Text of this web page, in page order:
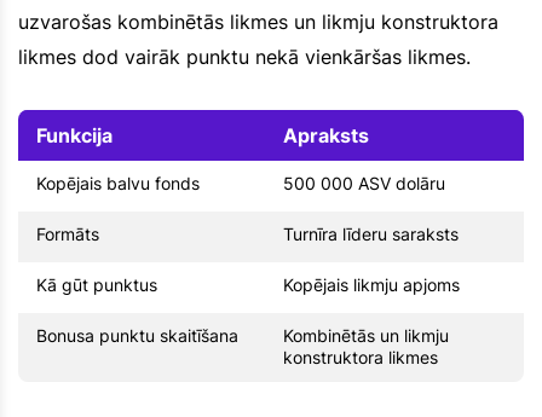
uzvarošas kombinētās likmes un likmju konstruktora
likmes dod vairāk punktu nekā vienkāršas likmes.
Funkcija Apraksts
Kopējais balvu fonds 500 000 ASV dolāru
Formāts Turnīra līderu saraksts
Kā gūt punktus Kopējais likmju apjoms
Bonusa punktu skaitīšana
Kombinētās un likmju
konstruktora likmes